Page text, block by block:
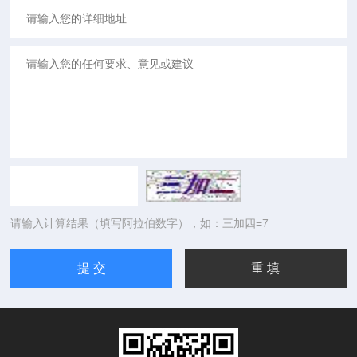
请输入计算结果（填写阿拉伯数字），如：三加四=7